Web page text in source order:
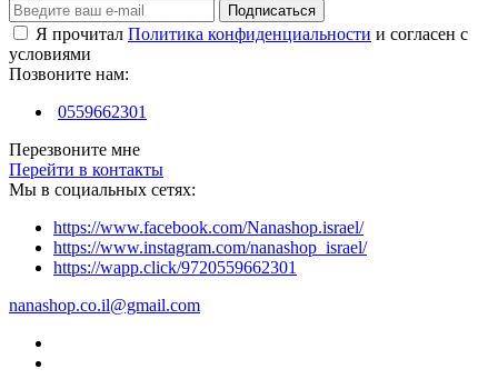
Подписаться
Я прочитал Политика конфиденциальности и согласен с
условиями
Позвоните нам:
0559662301
Перезвоните мне
Перейти в контакты
Мы в социальных сетях:
https://www.facebook.com/Nanashop.israel/
https://www.instagram.com/nanashop_israel/
https://wapp.click/9720559662301
nanashop.co.il@gmail.com